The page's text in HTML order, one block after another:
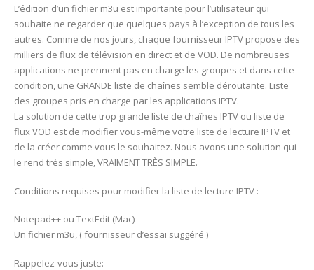
L’édition d’un fichier m3u est importante pour l’utilisateur qui
souhaite ne regarder que quelques pays à l’exception de tous les
autres. Comme de nos jours, chaque fournisseur IPTV propose des
milliers de flux de télévision en direct et de VOD. De nombreuses
applications ne prennent pas en charge les groupes et dans cette
condition, une GRANDE liste de chaînes semble déroutante. Liste
des groupes pris en charge par les applications IPTV.
La solution de cette trop grande liste de chaînes IPTV ou liste de
flux VOD est de modifier vous-même votre liste de lecture IPTV et
de la créer comme vous le souhaitez. Nous avons une solution qui
le rend très simple, VRAIMENT TRÈS SIMPLE.
Conditions requises pour modifier la liste de lecture IPTV :
Notepad++ ou TextEdit (Mac)
Un fichier m3u, ( fournisseur d’essai suggéré )
Rappelez-vous juste: